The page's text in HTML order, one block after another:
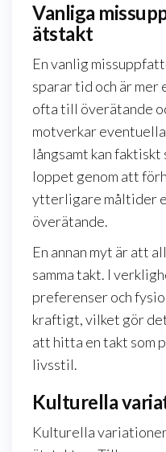
Vanliga
ätstakt
En vanlig
sparar tid och är
ofta till överätande
motverkar
långsamt kan
loppet genom att
ytterligare måltider
överätande.
En annan myt är att
samma takt. I
preferenser och
kraftigt, vilket gör
att hitta en takt som
livsstil.
Kulturella
Kulturella